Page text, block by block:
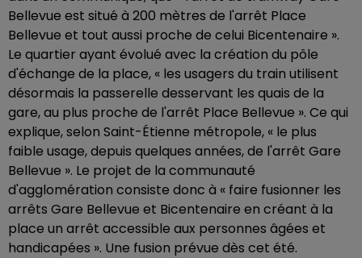
Bellevue est situé à 200 mètres de l'arrêt Place
Bellevue et tout aussi proche de celui Bicentenaire ».
Le quartier ayant évolué avec la création du pôle
d'échange de la place, « les usagers du train utilisent
désormais la passerelle desservant les quais de la
gare, au plus proche de l'arrêt Place Bellevue ». Ce qui
explique, selon Saint-Étienne métropole, « le plus
faible usage, depuis quelques années, de l'arrêt Gare
Bellevue ». Le projet de la communauté
d'agglomération consiste donc à « faire fusionner les
arrêts Gare Bellevue et Bicentenaire en créant à la
place un arrêt accessible aux personnes âgées et
handicapées ». Une fusion prévue dès cet été.